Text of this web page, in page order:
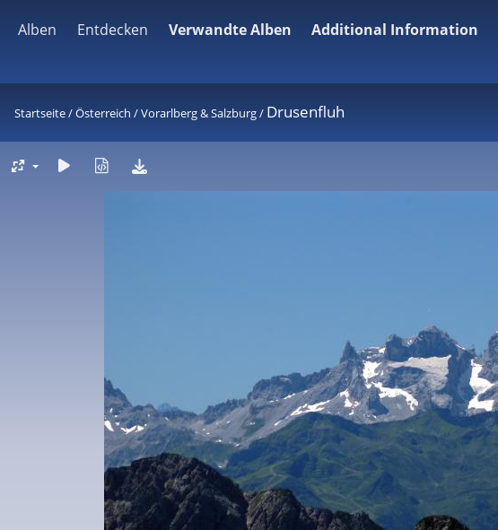
Alben Entdecken Verwandte Alben Additional Information
Startseite/Österreich /Vorarlberg & Salzburg/ Drusenfluh